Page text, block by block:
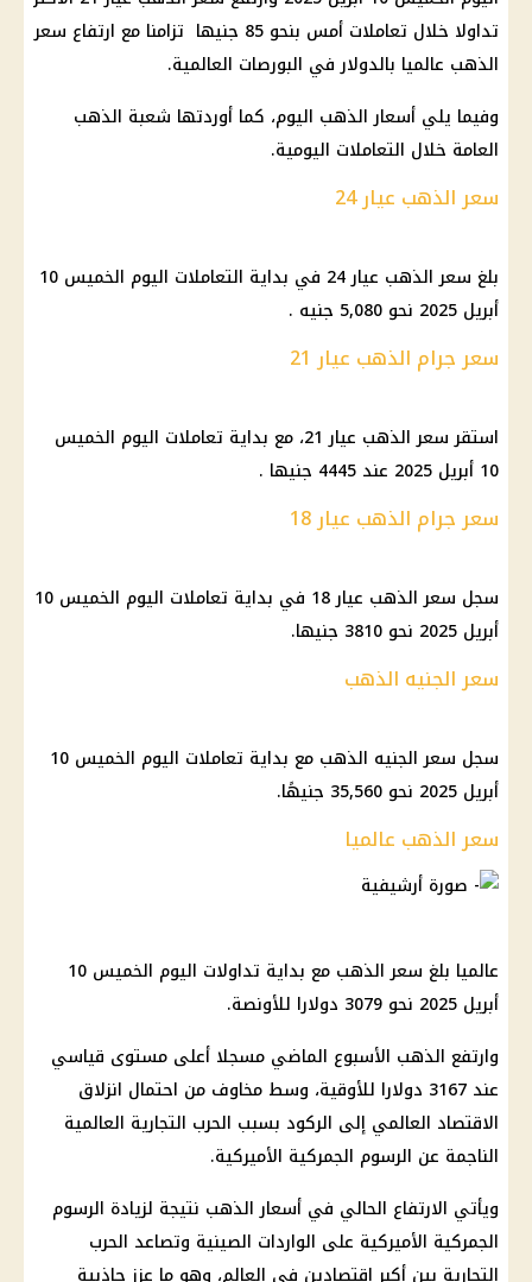
تداولا خلال تعاملات أمس بنحو 85 جنيها تزامنا مع ارتفاع سعر
الذهب عالميا بالدولار في البورصات العالمية.
وفيما يلي أسعار الذهب اليوم، كما أوردتها شعبة الذهب
العامة خلال التعاملات اليومية.
سعر الذهب عيار 24
بلغ سعر الذهب عيار 24 في بداية التعاملات اليوم الخميس 10
أبريل 2025 نحو 5,080 جنيه .
سعر جرام الذهب عيار 21
استقر سعر الذهب عيار 21، مع بداية تعاملات اليوم الخميس
10 أبريل 2025 عند 4445 جنيها .
سعر جرام الذهب عيار 18
سجل سعر الذهب عيار 18 في بداية تعاملات اليوم الخميس 10
أبريل 2025 نحو 3810 جنيها.
سعر الجنيه الذهب
سجل سعر الجنيه الذهب مع بداية تعاملات اليوم الخميس 10
أبريل 2025 نحو 35,560 جنيهًا.
سعر الذهب عالميا
عالميا بلغ سعر الذهب مع بداية تداولات اليوم الخميس 10
أبريل 2025 نحو 3079 دولارا للأونصة.
وارتفع الذهب الأسبوع الماضي مسجلا أعلى مستوى قياسي
عند 3167 دولارا للأوقية، وسط مخاوف من احتمال انزلاق
الاقتصاد العالمي إلى الركود بسبب الحرب التجارية العالمية
الناجمة عن الرسوم الجمركية الأميركية.
ويأتي الارتفاع الحالي في أسعار الذهب نتيجة لزيادة الرسوم
الجمركية الأميركية على الواردات الصينية وتصاعد الحرب
التجارية بين أكبر اقتصادين في العالم، وهو ما عزز جاذبية